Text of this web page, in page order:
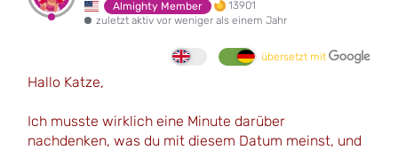
Almighty Member
13901
zuletzt aktiv vor weniger als einem Jahr
übersetzt mit
Hallo Katze,
Ich musste wirklich eine Minute darüber
nachdenken, was du mit diesem Datum meinst, und